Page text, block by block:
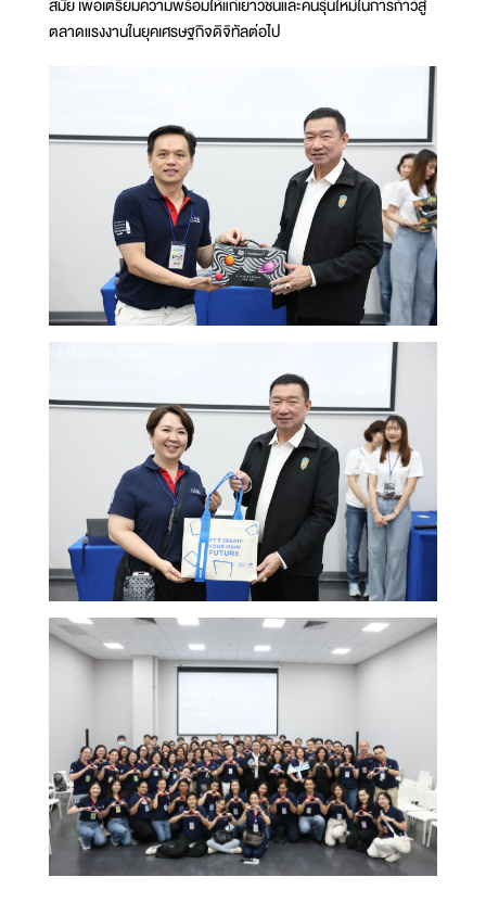
สมัย เพื่อเตรียมความพร้อมให้แก่เยาวชนและคนรุ่นใหม่ในการก้าวสู่
ตลาดแรงงานในยุคเศรษฐกิจดิจิทัลต่อไป